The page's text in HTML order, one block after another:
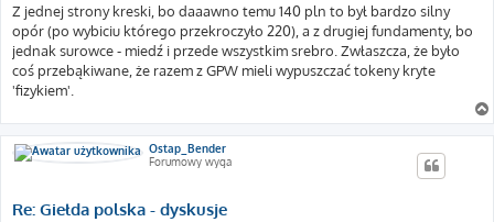
s
t
Z jednej strony kreski, bo daaawno temu 140 pln to był bardzo silny
opór (po wybiciu którego przekroczyło 220), a z drugiej fundamenty, bo
jednak surowce - miedź i przede wszystkim srebro. Zwłaszcza, że było
coś przebąkiwane, że razem z GPW mieli wypuszczać tokeny kryte
'fizykiem'.
Ostap_Bender
Forumowy wyga
Re: Giełda polska - dyskusje